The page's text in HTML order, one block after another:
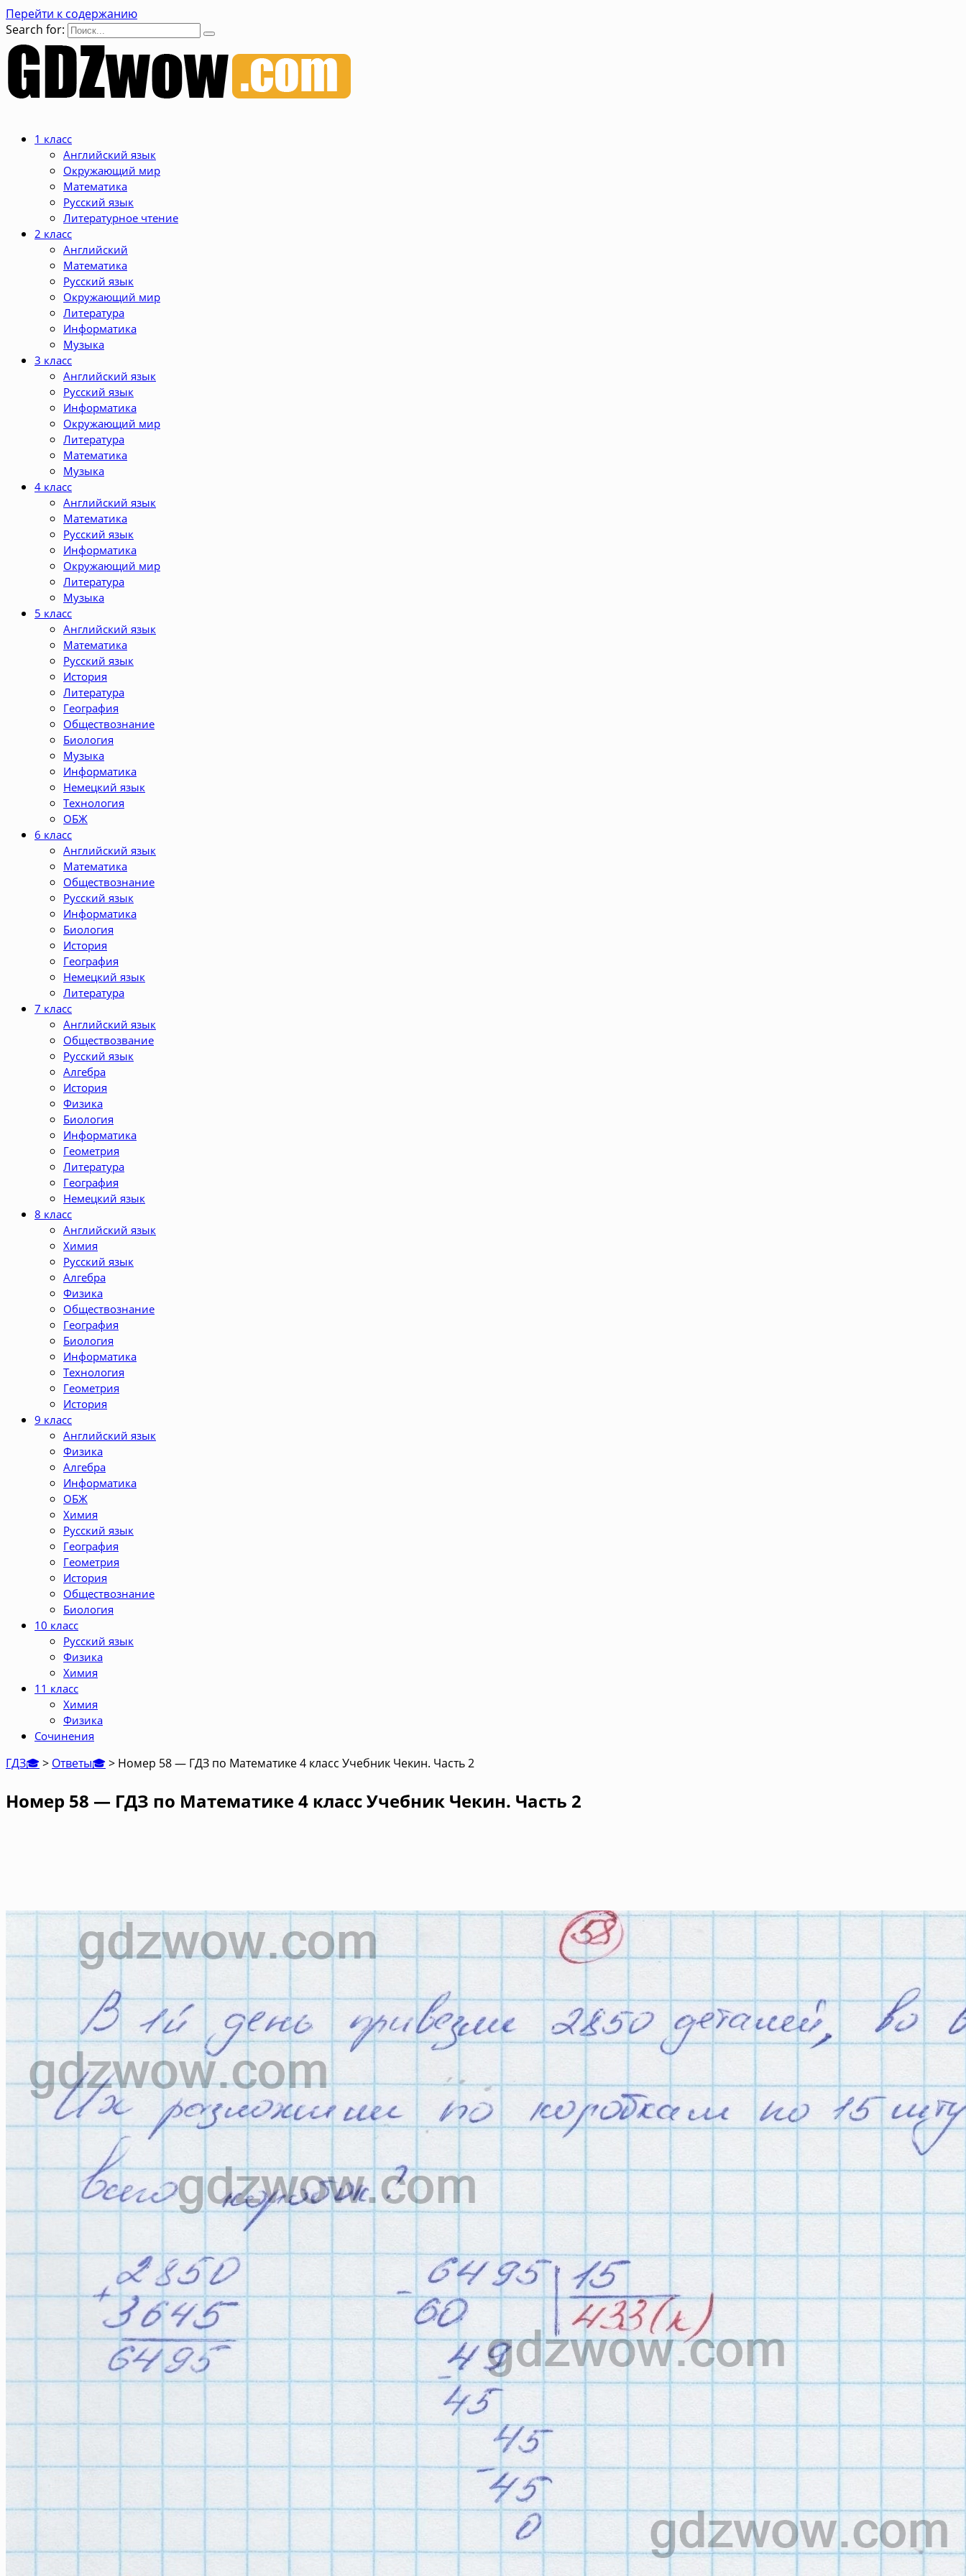
Перейти к содержанию
Search for:
1 класс
Английский язык
Окружающий мир
Математика
Русский язык
Литературное чтение
2 класс
Английский
Математика
Русский язык
Окружающий мир
Литература
Информатика
Музыка
3 класс
Английский язык
Русский язык
Информатика
Окружающий мир
Литература
Математика
Музыка
4 класс
Английский язык
Математика
Русский язык
Информатика
Окружающий мир
Литература
Музыка
5 класс
Английский язык
Математика
Русский язык
История
Литература
География
Обществознание
Биология
Музыка
Информатика
Немецкий язык
Технология
ОБЖ
6 класс
Английский язык
Математика
Обществознание
Русский язык
Информатика
Биология
История
География
Немецкий язык
Литература
7 класс
Английский язык
Обществозвание
Русский язык
Алгебра
История
Физика
Биология
Информатика
Геометрия
Литература
География
Немецкий язык
8 класс
Английский язык
Химия
Русский язык
Алгебра
Физика
Обществознание
География
Биология
Информатика
Технология
Геометрия
История
9 класс
Английский язык
Физика
Алгебра
Информатика
ОБЖ
Химия
Русский язык
География
Геометрия
История
Обществознание
Биология
10 класс
Русский язык
Физика
Химия
11 класс
Химия
Физика
Сочинения
ГДЗ🎓> Ответы🎓> Номер 58 — ГДЗ по Математике 4 класс Учебник Чекин. Часть 2
Номер 58 — ГДЗ по Математике 4 класс Учебник Чекин. Часть 2